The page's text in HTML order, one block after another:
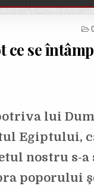
S
ce se
lui
Egiptului,
nostru s-a
poporului